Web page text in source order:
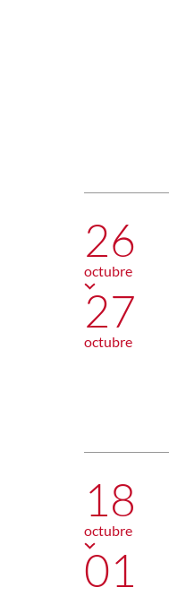
26
octubre
27
octubre
18
octubre
01